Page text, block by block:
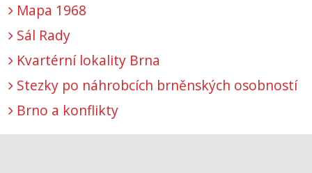
Mapa 1968
Sál Rady
Kvartérní lokality Brna
Stezky po náhrobcích brněnských osobností
Brno a konflikty